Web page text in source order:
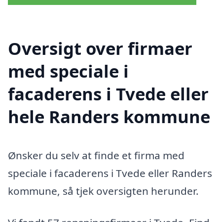
Oversigt over firmaer
med speciale i
facaderens i Tvede eller
hele Randers kommune
Ønsker du selv at finde et firma med
speciale i facaderens i Tvede eller Randers
kommune, så tjek oversigten herunder.